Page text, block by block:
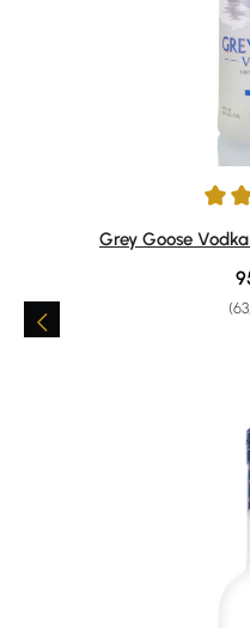
Average rating of 5 out of
Grey Goose